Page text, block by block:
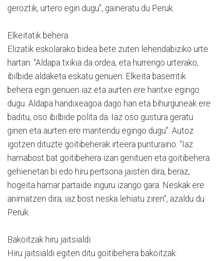
geroztik, urtero egin dugu”, gaineratu du Peruk.
Elkeitatik behera
Elizatik eskolarako bidea bete zuten lehendabiziko urte
hartan: “Aldapa txikia da ordea, eta hurrengo urterako,
ibilbide aldaketa eskatu genuen. Elkeita baserritik
behera egin genuen iaz eta aurten ere hantxe egingo
dugu. Aldapa handixeagoa dago han eta bihurguneak ere
baditu, oso ibilbide polita da. Iaz oso gustura geratu
ginen eta aurten ere mantendu egingo dugu”. Autoz
igotzen dituzte goitibeherak irteera punturaino. “Iaz
hamabost bat goitibehera izan genituen eta goitibehera
gehienetan bi edo hiru pertsona jaisten dira, beraz,
hogeita hamar partaide inguru izango gara. Neskak ere
animatzen dira; iaz bost neska lehiatu ziren”, azaldu du
Peruk.
Bakoitzak hiru jaitsialdi
Hiru jaitsialdi egiten ditu goitibehera bakoitzak: